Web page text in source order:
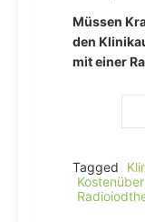
Müssen
den
mit einer
Tagged